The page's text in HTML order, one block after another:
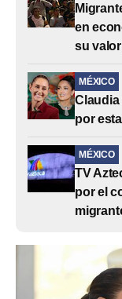
en
su
MÉXICO
Claudia
por
MÉXICO
TV
por el